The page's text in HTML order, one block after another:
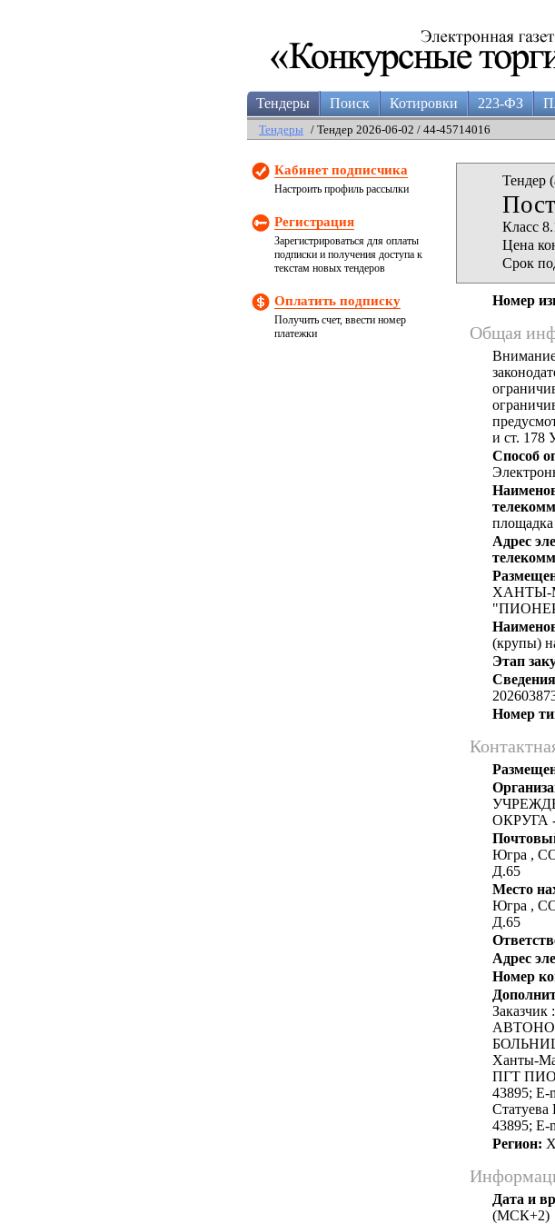
Тендеры Поиск Котировки 223-ФЗ
Тендеры / Тендер 2026-06-02 / 44-45714016
Кабинет подписчика
Настроить профиль рассылки
Регистрация
Зарегистрироваться для оплаты
подписки и получения доступа к
текстам новых тендеров
Оплатить подписку
Получить счет, ввести номер
платежки
Тендер
Класс
Цена
Срок
Номер
Общая
и ст. 178
Способ
Адрес
ХАНТЫ-
(крупы)
Этап
Номер
Югра ,
Д.65
Место
Югра ,
Д.65
Адрес
Номер
Ханты-
ПГТ
43895; E-
43895; E-
Регион:
Дата и
(МСК+2)